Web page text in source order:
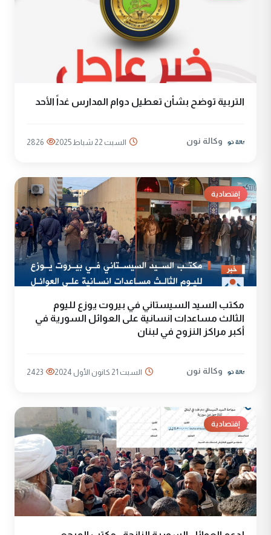
التربية توضح بشأن تعطيل دوام المدارس غداً الأحد
وكالة نون السبت 22 شباط 2025 2826
إقتصادية
مكتب السيد السيستاني في بيروت يوزع لليوم
الثالث مساعدات انسانية على العوائل السورية في
أكبر مراكز النزوح في لبنان
وكالة نون السبت 21 كانون الأول 2024 2423
إقتصادية